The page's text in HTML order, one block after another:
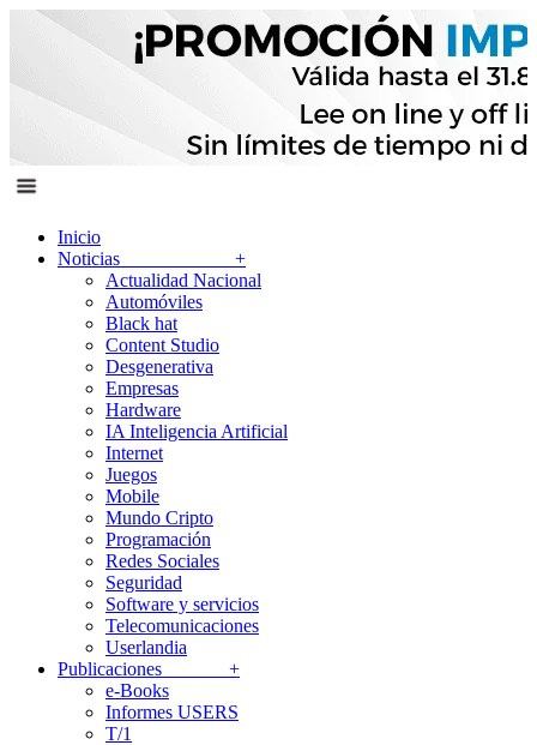
Inicio
Noticias +
Actualidad Nacional
Automóviles
Black hat
Content Studio
Desgenerativa
Empresas
Hardware
IA Inteligencia Artificial
Internet
Juegos
Mobile
Mundo Cripto
Programación
Redes Sociales
Seguridad
Software y servicios
Telecomunicaciones
Userlandia
Publicaciones +
e-Books
Informes USERS
T/1